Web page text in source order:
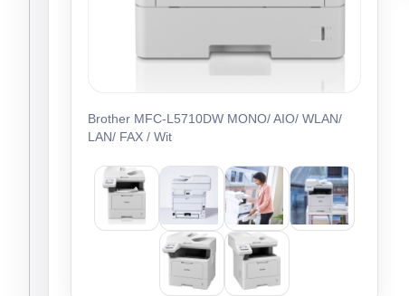
Brother MFC-L5710DW MONO/ AIO/ WLAN/
LAN/ FAX / Wit